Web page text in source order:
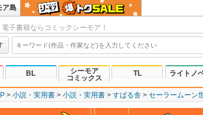
ア島
子書籍ならコミックシーモア！
BL
シーモア
コミックス
TL ライトノ
小説・実用書 小説・実用書 すばる舎 セーラームーン